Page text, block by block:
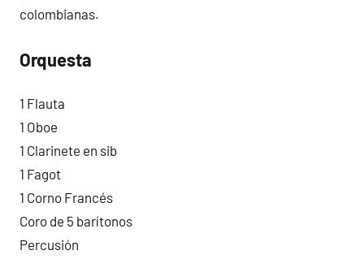
colombianas.
Orquesta
1 Flauta
1 Oboe
1 Clarinete en sib
1 Fagot
1 Corno Francés
Coro de 5 barítonos
Percusión